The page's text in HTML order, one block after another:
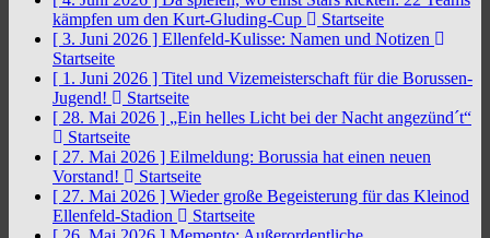
kämpfen um den Kurt-Gluding-Cup
Startseite
[ 3. Juni 2026 ] Ellenfeld-Kulisse: Namen und Notizen
Startseite
[ 1. Juni 2026 ] Titel und Vizemeisterschaft für die Borussen-
Jugend!
Startseite
[ 28. Mai 2026 ] „Ein helles Licht bei der Nacht angezünd´t“
Startseite
[ 27. Mai 2026 ] Eilmeldung: Borussia hat einen neuen
Vorstand!
Startseite
[ 27. Mai 2026 ] Wieder große Begeisterung für das Kleinod
Ellenfeld-Stadion
Startseite